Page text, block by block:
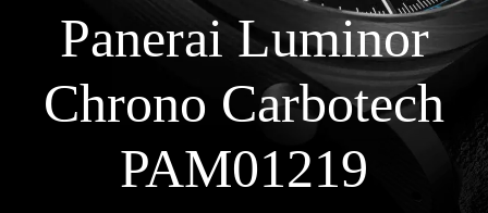
Panerai Luminor
Chrono Carbotech
PAM01219